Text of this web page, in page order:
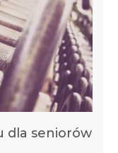
dla seniorów